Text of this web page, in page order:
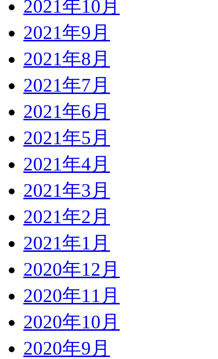
2021年10月
2021年9月
2021年8月
2021年7月
2021年6月
2021年5月
2021年4月
2021年3月
2021年2月
2021年1月
2020年12月
2020年11月
2020年10月
2020年9月